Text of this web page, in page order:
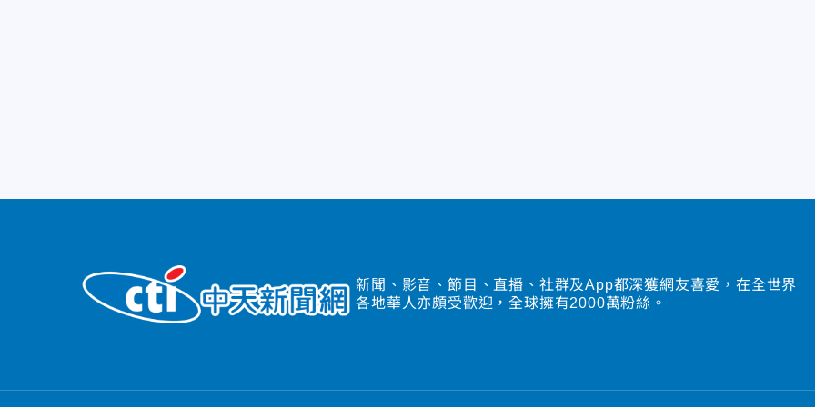
新聞、影音、節目、直播、社群及App都深獲網友喜愛，在全世界
各地華人亦頗受歡迎，全球擁有2000萬粉絲。